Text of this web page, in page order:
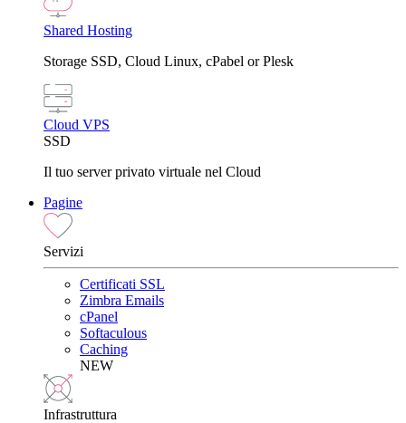
Shared Hosting
Storage SSD, Cloud Linux, cPabel or Plesk
Cloud VPS
SSD
Il tuo server privato virtuale nel Cloud
Pagine
Servizi
Certificati SSL
Zimbra Emails
cPanel
Softaculous
Caching
NEW
Infrastruttura